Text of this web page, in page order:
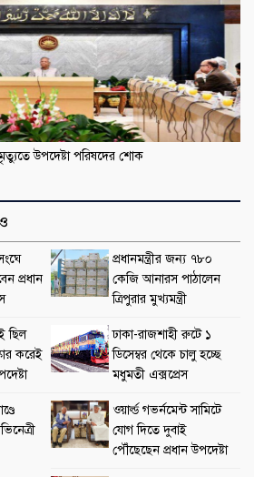
উপদেষ্টা পরিষদের শোক
প্রধান
প্রধানমন্ত্রীর জন্য ৭৮০
কেজি আনারস পাঠালেন
ত্রিপুরার মুখ্যমন্ত্রী
ছিল
করেই
ঢাকা-রাজশাহী রুটে ১
ডিসেম্বর থেকে চালু হচ্ছে
মধুমতী এক্সপ্রেস
ওয়ার্ল্ড গভর্নমেন্ট সামিটে
যোগ দিতে দুবাই
পৌঁছেছেন প্রধান উপদেষ্টা